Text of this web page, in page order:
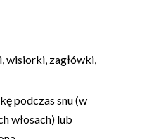
wisiorki, zagłówki,
podczas snu (w
włosach) lub